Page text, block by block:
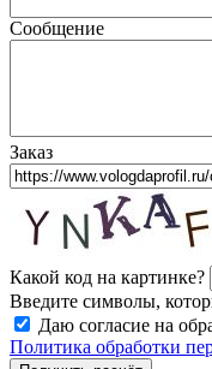
Сообщение
Заказ
Какой код на картинке?
Введите символы,
Даю согласие на
Политика обработки